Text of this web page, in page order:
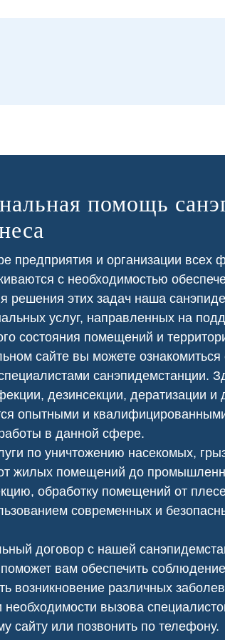
от
В приусадебном участке у нас
была проблема с борщевиком,
который портил внешний вид и
представлял угрозу для здоровья.
В санинспекции провели
химическую обработку участка,
ликвидировав сорняки и
обезопасив нашу территорию.
Сеноед в доме
помощь
предприятия и организации всех
с необходимостью
решения этих задач наша
услуг, направленных на
состояния помещений и
сайте вы можете ознакомиться
санэпидемстанции.
дезинсекции, дератизации и
опытными и
в данной сфере.
по уничтожению насекомых,
жилых помещений до
обработку помещений от
современных и
договор с нашей
вам обеспечить
возникновение различных
необходимости вызова
сайту или позвонить по телефону.